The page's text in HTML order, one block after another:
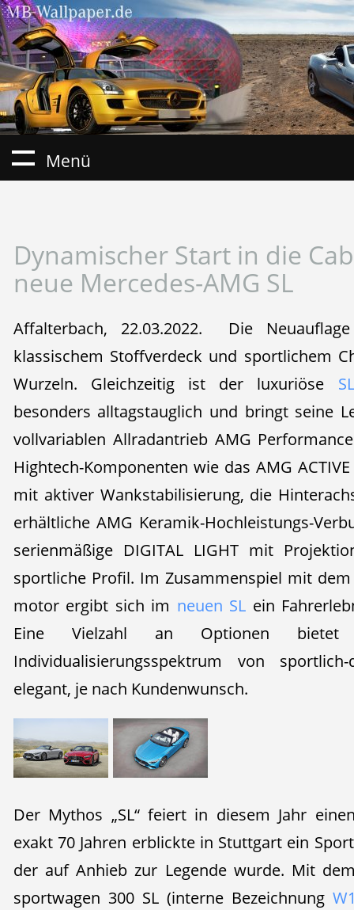
Menü
Dynamischer Start in die
neue Mercedes-AMG SL
Affalterbach, 22.03.2022. Die
klassischem Stoffverdeck und sportlichem
Wurzeln. Gleichzeitig ist der luxuriöse
besonders alltagstauglich und bringt seine
vollvariablen Allradantrieb AMG
Hightech-Komponenten wie das AMG
mit aktiver Wankstabilisierung, die
erhältliche AMG Keramik-Hochleistungs-
serienmäßige DIGITAL LIGHT mit
sportliche Profil. Im Zusammenspiel mit dem
motor ergibt sich im neuen SL ein
Eine Vielzahl an Optionen
Individualisierungsspektrum von
elegant, je nach Kundenwunsch.
Der Mythos „SL“ feiert in diesem Jahr
exakt 70 Jahren erblickte in Stuttgart ein
der auf Anhieb zur Legende wurde. Mit
sportwagen 300 SL (interne Bezeichnung